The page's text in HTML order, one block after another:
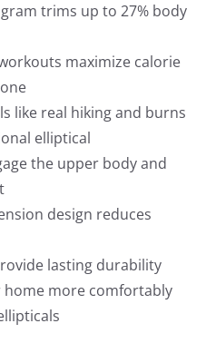
trims up to 27% body
maximize calorie
like real hiking and burns
elliptical
the upper body and
design reduces
lasting durability
more comfortably